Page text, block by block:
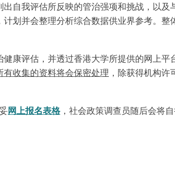
出自我评估所反映的管治强项和挑战，以
划并会整理分析综合数据供业界参考。
健康评估，并透过香港大学所提供的网上
有收集的资料将会保密处理 ，除获得机构
网上报名表格，社会政策调查员随后会将